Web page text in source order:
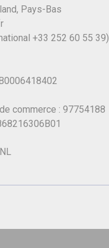
Pays-Bas
+33 252 60 55 39)
commerce : 97754188